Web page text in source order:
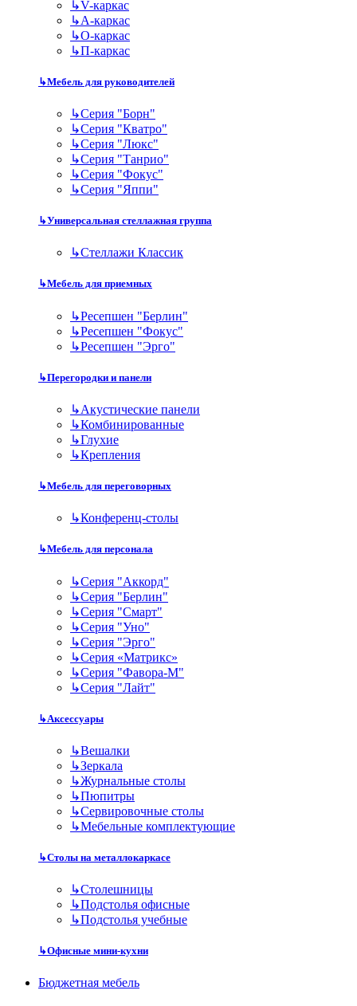
↳V-каркас
↳А-каркас
↳О-каркас
↳П-каркас
↳Мебель для руководителей
↳Серия "Борн"
↳Серия "Кватро"
↳Серия "Люкс"
↳Серия "Танрио"
↳Серия "Фокус"
↳Серия "Яппи"
↳Универсальная стеллажная группа
↳Стеллажи Классик
↳Мебель для приемных
↳Ресепшен "Берлин"
↳Ресепшен "Фокус"
↳Ресепшен "Эрго"
↳Перегородки и панели
↳Акустические панели
↳Комбинированные
↳Глухие
↳Крепления
↳Мебель для переговорных
↳Конференц-столы
↳Мебель для персонала
↳Серия "Аккорд"
↳Серия "Берлин"
↳Серия "Смарт"
↳Серия "Уно"
↳Серия "Эрго"
↳Серия «Матрикс»
↳Серия "Фавора-М"
↳Серия "Лайт"
↳Аксессуары
↳Вешалки
↳Зеркала
↳Журнальные столы
↳Пюпитры
↳Сервировочные столы
↳Мебельные комплектующие
↳Столы на металлокаркасе
↳Столешницы
↳Подстолья офисные
↳Подстолья учебные
↳Офисные мини-кухни
Бюджетная мебель